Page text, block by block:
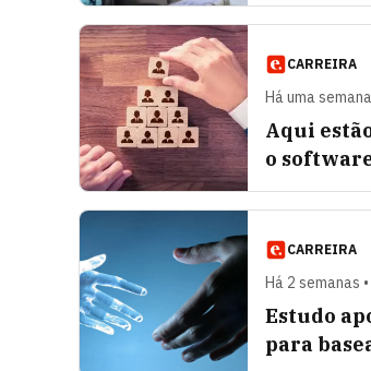
CARREIRA
Há uma
Aqui
o
CARREIRA
Há 2 semanas
Estudo
para